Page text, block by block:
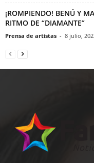
¡ROMPIENDO! BENÚ Y
RITMO DE “DIAMANTE”
Prensa de artistas - 8 julio,